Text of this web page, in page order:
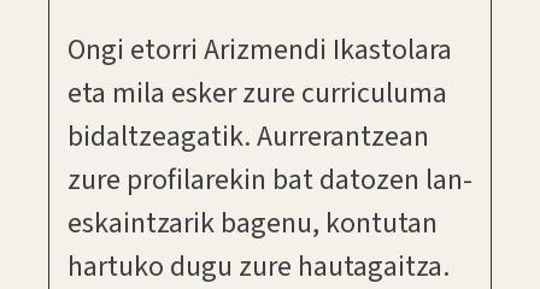
Ongi etorri Arizmendi Ikastolara
eta mila esker zure curriculuma
bidaltzeagatik. Aurrerantzean
zure profilarekin bat datozen lan-
eskaintzarik bagenu, kontutan
hartuko dugu zure hautagaitza.